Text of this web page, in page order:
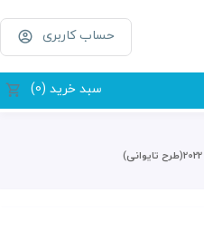
حساب کاربری
سبد خرید (0)